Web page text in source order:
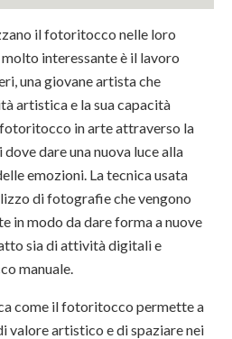
il fotoritocco nelle loro
interessante è il lavoro
una giovane artista che
artistica e la sua capacità
in arte attraverso la
dare una nuova luce alla
emozioni. La tecnica usata
di fotografie che vengono
in modo da dare forma a nuove
sia di attività digitali e
manuale.
come il fotoritocco permette a
valore artistico e di spaziare nei